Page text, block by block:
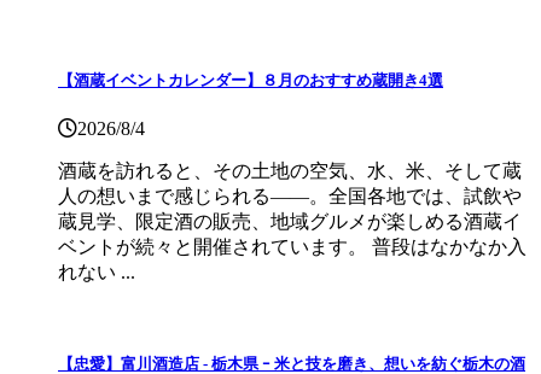
【酒蔵イベントカレンダー】８月のおすすめ蔵開き4選
2026/8/4
酒蔵を訪れると、その土地の空気、水、米、そして蔵
人の想いまで感じられる——。全国各地では、試飲や
蔵見学、限定酒の販売、地域グルメが楽しめる酒蔵イ
ベントが続々と開催されています。 普段はなかなか入
れない ...
【忠愛】富川酒造店 ‐ 栃木県 ｰ 米と技を磨き、想いを紡ぐ栃木の酒